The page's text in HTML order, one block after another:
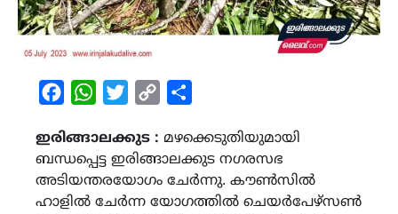
FacebookWhatsAppTwitterCopy
ഇരിങ്ങാലക്കുട : മഴക്കെടുതിയുമായി
ബന്ധപ്പെട്ട ഇരിങ്ങാലക്കുട നഗരസഭ
അടിയന്തരയോഗം ചേർന്നു. കൗൺസിൽ
ഹാളിൽ ചേർന്ന യോഗത്തിൽ ചെയർപേഴ്സൺ